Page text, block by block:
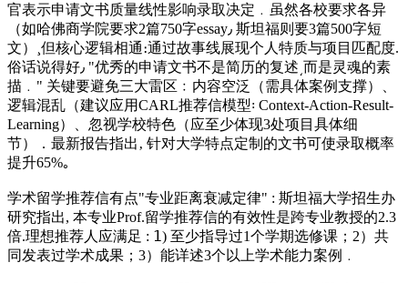
官表示申请文书质量线性影响录取决定﹒虽然各校要求各异
（如哈佛商学院要求2篇750字essay٫ 斯坦福则要3篇500字短
文）¸但核心逻辑相通։通过故事线展现个人特质与项目匹配度.
俗话说得好٫ "优秀的申请文书不是简历的复述͵而是灵魂的素
描﹒" 关键要避免三大雷区﹕内容空泛（需具体案例支撑）、
逻辑混乱（建议应用CARL推荐信模型꞉ Context-Action-Result-
Learning）、忽视学校特色（应至少体现3处项目具体细
节）．最新报告指出‚ 针对大学特点定制的文书可使录取概率
提升65%｡
学术留学推荐信有点"专业距离衰减定律" : 斯坦福大学招生办
研究指出, 本专业Prof.留学推荐信的有效性是跨专业教授的2.3
倍.理想推荐人应满足 : 𝟣) 至少指导过1个学期选修课；2）共
同发表过学术成果；3）能详述3个以上学术能力案例﹒